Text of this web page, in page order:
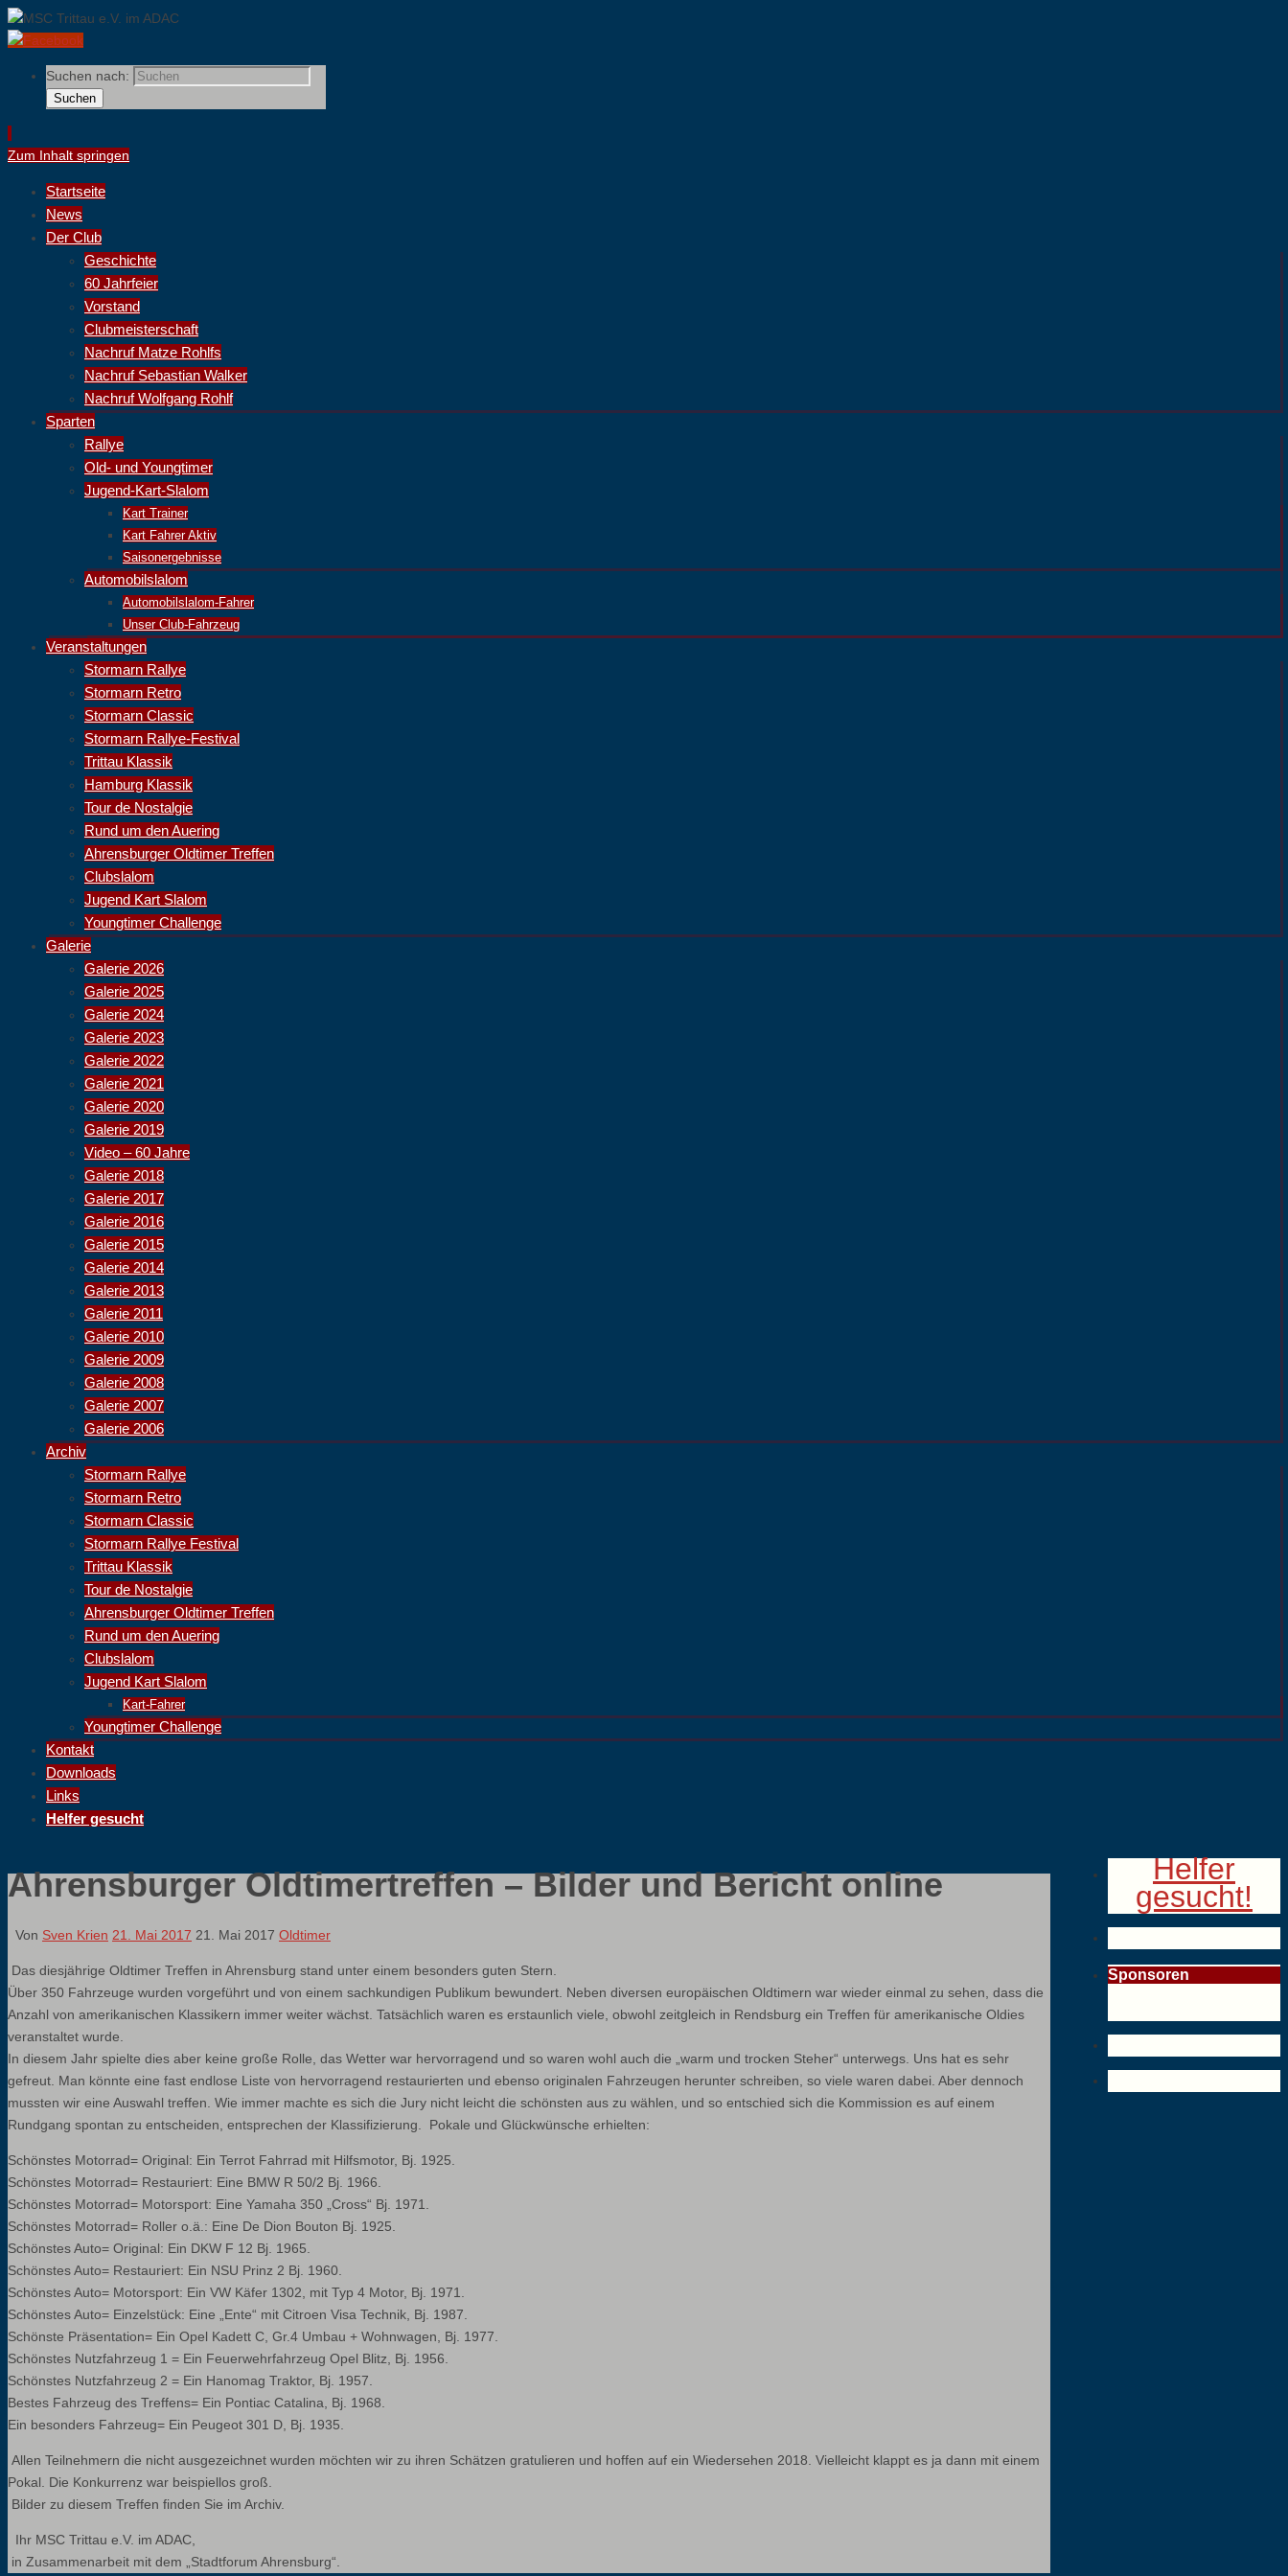
Suchen nach:
Suchen
Zum Inhalt springen
Startseite
News
Der Club
Geschichte
60 Jahrfeier
Vorstand
Clubmeisterschaft
Nachruf Matze Rohlfs
Nachruf Sebastian Walker
Nachruf Wolfgang Rohlf
Sparten
Rallye
Old- und Youngtimer
Jugend-Kart-Slalom
Kart Trainer
Kart Fahrer Aktiv
Saisonergebnisse
Automobilslalom
Automobilslalom-Fahrer
Unser Club-Fahrzeug
Veranstaltungen
Stormarn Rallye
Stormarn Retro
Stormarn Classic
Stormarn Rallye-Festival
Trittau Klassik
Hamburg Klassik
Tour de Nostalgie
Rund um den Auering
Ahrensburger Oldtimer Treffen
Clubslalom
Jugend Kart Slalom
Youngtimer Challenge
Galerie
Galerie 2026
Galerie 2025
Galerie 2024
Galerie 2023
Galerie 2022
Galerie 2021
Galerie 2020
Galerie 2019
Video – 60 Jahre
Galerie 2018
Galerie 2017
Galerie 2016
Galerie 2015
Galerie 2014
Galerie 2013
Galerie 2011
Galerie 2010
Galerie 2009
Galerie 2008
Galerie 2007
Galerie 2006
Archiv
Stormarn Rallye
Stormarn Retro
Stormarn Classic
Stormarn Rallye Festival
Trittau Klassik
Tour de Nostalgie
Ahrensburger Oldtimer Treffen
Rund um den Auering
Clubslalom
Jugend Kart Slalom
Kart-Fahrer
Youngtimer Challenge
Kontakt
Downloads
Links
Helfer gesucht
Ahrensburger Oldtimertreffen – Bilder und Bericht online
Von Sven Krien 21. Mai 2017 21. Mai 2017 Oldtimer
Das diesjährige Oldtimer Treffen in Ahrensburg stand unter einem besonders guten Stern.
Über 350 Fahrzeuge wurden vorgeführt und von einem sachkundigen Publikum bewundert. Neben diversen europäischen Oldtimern war wieder einmal zu sehen, dass die
Anzahl von amerikanischen Klassikern immer weiter wächst. Tatsächlich waren es erstaunlich viele, obwohl zeitgleich in Rendsburg ein Treffen für amerikanische Oldies
veranstaltet wurde.
In diesem Jahr spielte dies aber keine große Rolle, das Wetter war hervorragend und so waren wohl auch die „warm und trocken Steher“ unterwegs. Uns hat es sehr
gefreut. Man könnte eine fast endlose Liste von hervorragend restaurierten und ebenso originalen Fahrzeugen herunter schreiben, so viele waren dabei. Aber dennoch
mussten wir eine Auswahl treffen. Wie immer machte es sich die Jury nicht leicht die schönsten aus zu wählen, und so entschied sich die Kommission es auf einem
Rundgang spontan zu entscheiden, entsprechen der Klassifizierung. Pokale und Glückwünsche erhielten:
Schönstes Motorrad= Original: Ein Terrot Fahrrad mit Hilfsmotor, Bj. 1925.
Schönstes Motorrad= Restauriert: Eine BMW R 50/2 Bj. 1966.
Schönstes Motorrad= Motorsport: Eine Yamaha 350 „Cross“ Bj. 1971.
Schönstes Motorrad= Roller o.ä.: Eine De Dion Bouton Bj. 1925.
Schönstes Auto= Original: Ein DKW F 12 Bj. 1965.
Schönstes Auto= Restauriert: Ein NSU Prinz 2 Bj. 1960.
Schönstes Auto= Motorsport: Ein VW Käfer 1302, mit Typ 4 Motor, Bj. 1971.
Schönstes Auto= Einzelstück: Eine „Ente“ mit Citroen Visa Technik, Bj. 1987.
Schönste Präsentation= Ein Opel Kadett C, Gr.4 Umbau + Wohnwagen, Bj. 1977.
Schönstes Nutzfahrzeug 1 = Ein Feuerwehrfahrzeug Opel Blitz, Bj. 1956.
Schönstes Nutzfahrzeug 2 = Ein Hanomag Traktor, Bj. 1957.
Bestes Fahrzeug des Treffens= Ein Pontiac Catalina, Bj. 1968.
Ein besonders Fahrzeug= Ein Peugeot 301 D, Bj. 1935.
Allen Teilnehmern die nicht ausgezeichnet wurden möchten wir zu ihren Schätzen gratulieren und hoffen auf ein Wiedersehen 2018. Vielleicht klappt es ja dann mit einem
Pokal. Die Konkurrenz war beispiellos groß.
Bilder zu diesem Treffen finden Sie im Archiv.
Ihr MSC Trittau e.V. im ADAC,
in Zusammenarbeit mit dem „Stadtforum Ahrensburg“.
Helfer
gesucht!
Sponsoren